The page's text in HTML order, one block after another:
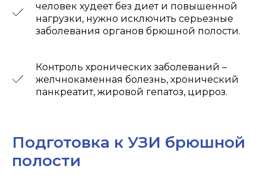
человек худеет без диет и повышенной
нагрузки, нужно исключить серьезные
заболевания органов брюшной полости.
Контроль хронических заболеваний –
желчнокаменная болезнь, хронический
панкреатит, жировой гепатоз, цирроз.
Подготовка к УЗИ брюшной
полости
ОТЗЫВЫ